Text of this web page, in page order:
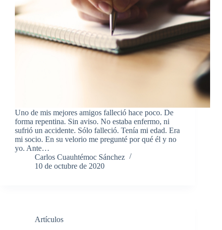
Uno de mis mejores amigos falleció hace poco. De
forma repentina. Sin aviso. No estaba enfermo, ni
sufrió un accidente. Sólo falleció. Tenía mi edad. Era
mi socio. En su velorio me pregunté por qué él y no
yo. Ante…
Carlos Cuauhtémoc Sánchez
10 de octubre de 2020
Artículos